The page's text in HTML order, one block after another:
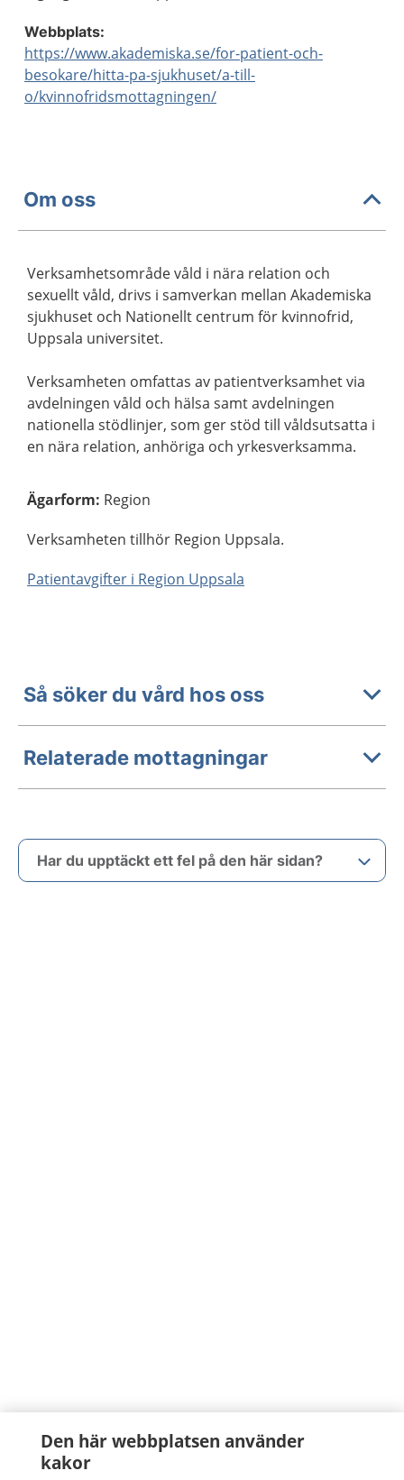
Webbplats:
https://www.akademiska.se/for-patient-och-
besokare/hitta-pa-sjukhuset/a-till-
o/kvinnofridsmottagningen/
Om oss
Verksamhetsområde våld i nära relation och
sexuellt våld, drivs i samverkan mellan Akademiska
sjukhuset och Nationellt centrum för kvinnofrid,
Uppsala universitet.
Verksamheten omfattas av patientverksamhet via
avdelningen våld och hälsa samt avdelningen
nationella stödlinjer, som ger stöd till våldsutsatta i
en nära relation, anhöriga och yrkesverksamma.
Ägarform: Region
Verksamheten tillhör Region Uppsala.
Patientavgifter i Region Uppsala
Så söker du vård hos oss
Relaterade mottagningar
Har du upptäckt ett fel på den här sidan?
Den här webbplatsen använder
kakor